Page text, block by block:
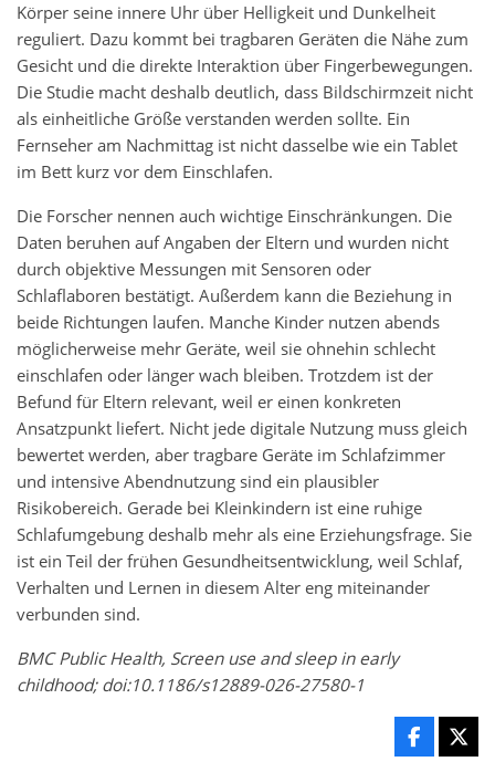
Körper seine innere Uhr über Helligkeit und Dunkelheit
reguliert. Dazu kommt bei tragbaren Geräten die Nähe zum
Gesicht und die direkte Interaktion über Fingerbewegungen.
Die Studie macht deshalb deutlich, dass Bildschirmzeit nicht
als einheitliche Größe verstanden werden sollte. Ein
Fernseher am Nachmittag ist nicht dasselbe wie ein Tablet
im Bett kurz vor dem Einschlafen.
Die Forscher nennen auch wichtige Einschränkungen. Die
Daten beruhen auf Angaben der Eltern und wurden nicht
durch objektive Messungen mit Sensoren oder
Schlaflaboren bestätigt. Außerdem kann die Beziehung in
beide Richtungen laufen. Manche Kinder nutzen abends
möglicherweise mehr Geräte, weil sie ohnehin schlecht
einschlafen oder länger wach bleiben. Trotzdem ist der
Befund für Eltern relevant, weil er einen konkreten
Ansatzpunkt liefert. Nicht jede digitale Nutzung muss gleich
bewertet werden, aber tragbare Geräte im Schlafzimmer
und intensive Abendnutzung sind ein plausibler
Risikobereich. Gerade bei Kleinkindern ist eine ruhige
Schlafumgebung deshalb mehr als eine Erziehungsfrage. Sie
ist ein Teil der frühen Gesundheitsentwicklung, weil Schlaf,
Verhalten und Lernen in diesem Alter eng miteinander
verbunden sind.
BMC Public Health, Screen use and sleep in early
childhood; doi:10.1186/s12889-026-27580-1